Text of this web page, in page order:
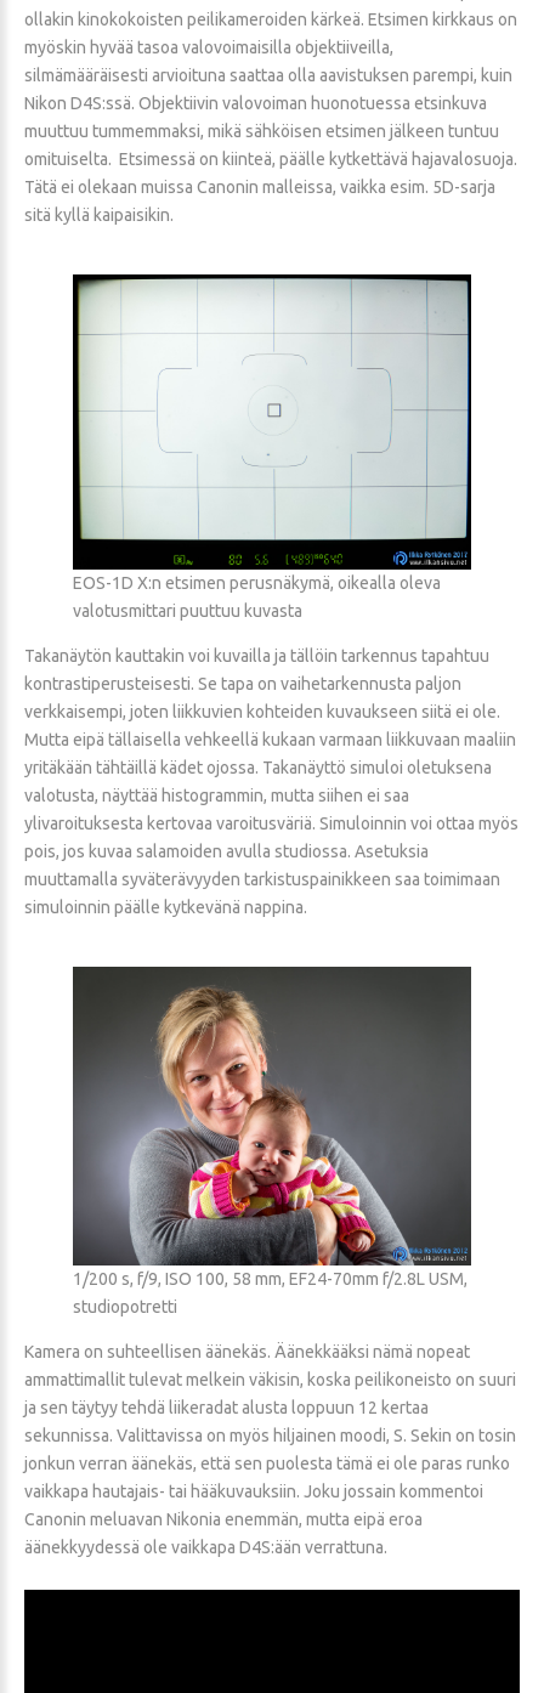
ollakin kinokokoisten peilikameroiden kärkeä. Etsimen kirkkaus on
myöskin hyvää tasoa valovoimaisilla objektiiveilla,
silmämääräisesti arvioituna saattaa olla aavistuksen parempi, kuin
Nikon D4S:ssä. Objektiivin valovoiman huonotuessa etsinkuva
muuttuu tummemmaksi, mikä sähköisen etsimen jälkeen tuntuu
omituiselta. Etsimessä on kiinteä, päälle kytkettävä hajavalosuoja.
Tätä ei olekaan muissa Canonin malleissa, vaikka esim. 5D-sarja
sitä kyllä kaipaisikin.
EOS-1D X:n etsimen perusnäkymä, oikealla oleva
valotusmittari puuttuu kuvasta
Takanäytön kauttakin voi kuvailla ja tällöin tarkennus tapahtuu
kontrastiperusteisesti. Se tapa on vaihetarkennusta paljon
verkkaisempi, joten liikkuvien kohteiden kuvaukseen siitä ei ole.
Mutta eipä tällaisella vehkeellä kukaan varmaan liikkuvaan maaliin
yritäkään tähtäillä kädet ojossa. Takanäyttö simuloi oletuksena
valotusta, näyttää histogrammin, mutta siihen ei saa
ylivaroituksesta kertovaa varoitusväriä. Simuloinnin voi ottaa myös
pois, jos kuvaa salamoiden avulla studiossa. Asetuksia
muuttamalla syväterävyyden tarkistuspainikkeen saa toimimaan
simuloinnin päälle kytkevänä nappina.
1/200 s, f/9, ISO 100, 58 mm, EF24-70mm f/2.8L USM,
studiopotretti
Kamera on suhteellisen äänekäs. Äänekkääksi nämä nopeat
ammattimallit tulevat melkein väkisin, koska peilikoneisto on suuri
ja sen täytyy tehdä liikeradat alusta loppuun 12 kertaa
sekunnissa. Valittavissa on myös hiljainen moodi, S. Sekin on tosin
jonkun verran äänekäs, että sen puolesta tämä ei ole paras runko
vaikkapa hautajais- tai hääkuvauksiin. Joku jossain kommentoi
Canonin meluavan Nikonia enemmän, mutta eipä eroa
äänekkyydessä ole vaikkapa D4S:ään verrattuna.